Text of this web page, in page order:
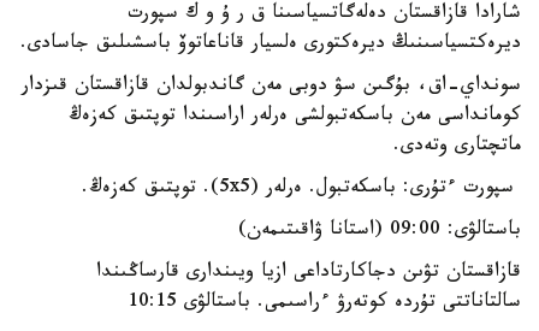
شارادا قازاقستان دەلەگاتسياسىنا ق ر ۇ و ك سپورت
ديرەكتسياسىنىڭ ديرەكتورى ەلسيار قاناعاتوۆ باسشىلىق جاسادى.
سونداي-اق، بۇگىن سۋ دوبى مەن گاندبولدان قازاقستان قىزدار
كومانداسى مەن باسكەتبولشى ەرلەر اراسىندا توپتىق كەزەڭ
ماتچتارى وتەدى.
سپورت ءتۇرى: باسكەتبول. ەرلەر (5x5). توپتىق كەزەڭ.
باستالۋى: 09:00 (استانا ۋاقىتىمەن)
قازاقستان تۋىن دجاكارتاداعى ازيا ويىندارى قارساڭىندا
سالتاناتتى تۇردە كوتەرۋ ءراسىمى. باستالۋى 10:15